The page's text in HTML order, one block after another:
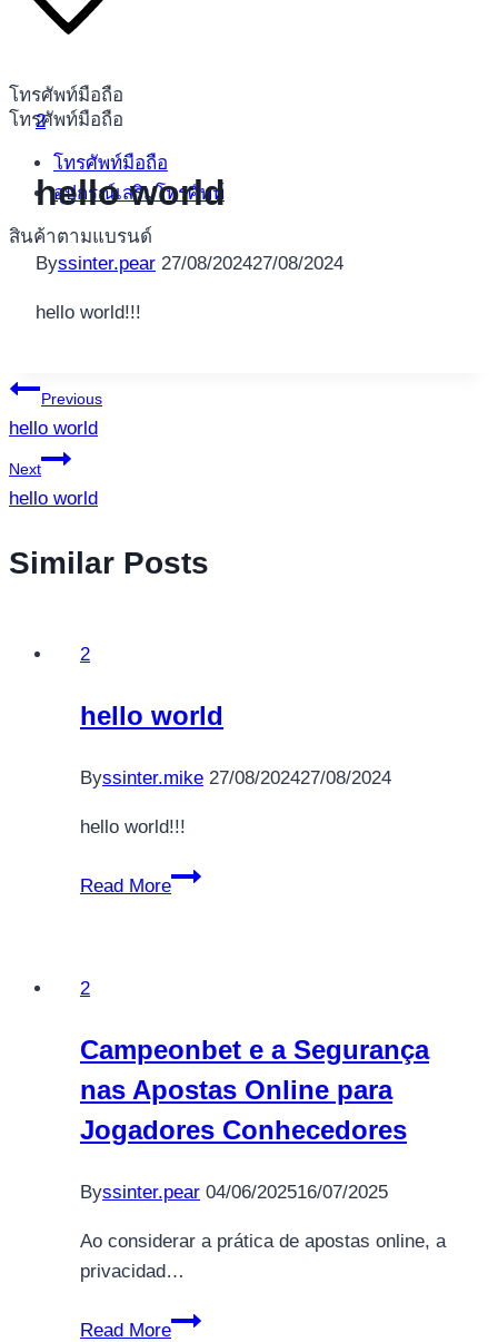
โทรศัพท์มือถือ
โทรศัพท์มือถือ
โทรศัพท์มือถือ
อุปกรณ์เสริมโทรศัพท์
สินค้าตามแบรนด์
2
hello world
Byssinter.pear 27/08/202427/08/2024
hello world!!!
แนะแนว
เรื่อง
Previous
hello world
Next
hello world
Similar Posts
2
hello world
Byssinter.mike 27/08/202427/08/2024
hello world!!!
Read More
hello
2
Campeonbet e a Segurança
nas Apostas Online para
Jogadores Conhecedores
Byssinter.pear 04/06/202516/07/2025
Ao considerar a prática de apostas online, a
privacidad…
Read More
Campeonbet